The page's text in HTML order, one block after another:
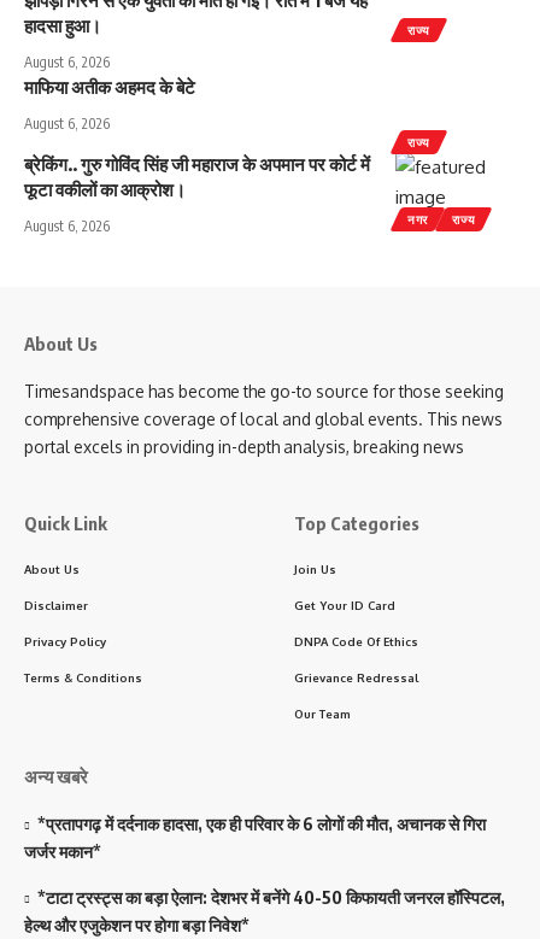
राज्य
हादसा हुआ।
August 6, 2026
राज्य
माफिया अतीक अहमद के बेटे
August 6, 2026
नगर राज्य
ब्रेकिंग.. गुरु गोविंद सिंह जी महाराज के अपमान पर कोर्ट में
फूटा वकीलों का आक्रोश।
August 6, 2026
About Us
Timesandspace has become the go-to source for those seeking
comprehensive coverage of local and global events. This news
portal excels in providing in-depth analysis, breaking news
Quick Link
About Us
Disclaimer
Privacy Policy
Terms & Conditions
Top Categories
Join Us
Get Your ID Card
DNPA Code Of Ethics
Grievance Redressal
Our Team
अन्य खबरे
*प्रतापगढ़ में दर्दनाक हादसा, एक ही परिवार के 6 लोगों की मौत, अचानक से गिरा
जर्जर मकान*
*टाटा ट्रस्ट्स का बड़ा ऐलान: देशभर में बनेंगे 40-50 किफायती जनरल हॉस्पिटल,
हेल्थ और एजुकेशन पर होगा बड़ा निवेश*